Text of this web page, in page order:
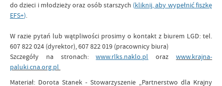
do dzieci i młodzieży oraz osób starszych (kliknij, aby wypełnić fiszkę
EFS+).
W razie pytań lub wątpliwości prosimy o kontakt z biurem LGD: tel.
607 822 024 (dyrektor), 607 822 019 (pracownicy biura)
Szczegóły na stronach:www.rlks.naklo.pl orazwww.krajna-
paluki.cna.org.pl
Materiał: Dorota Stanek - Stowarzyszenie „Partnerstwo dla Krajny